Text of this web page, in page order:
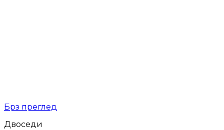
Брз преглед
Двоседи